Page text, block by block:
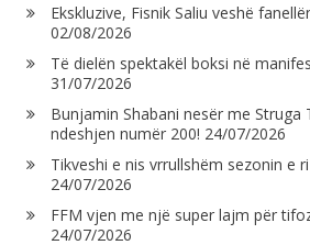
Ekskluzive, Fisnik Saliu veshë
02/08/2026
Të dielën spektakël boksi në
31/07/2026
Bunjamin Shabani nesër me Struga
ndeshjen numër 200! 24/07/2026
Tikveshi e nis vrrullshëm sezonin e
24/07/2026
FFM vjen me një super lajm për
24/07/2026